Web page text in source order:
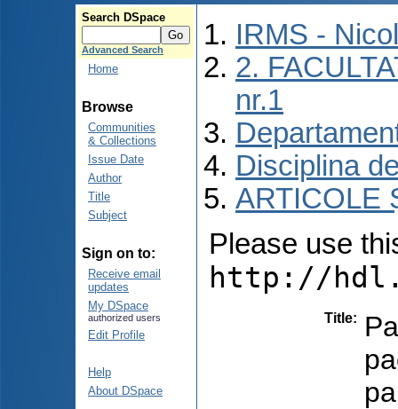
Search DSpace
Advanced Search
Home
Browse
Communities
& Collections
Issue Date
Author
Title
Subject
Sign on to:
Receive email
updates
My DSpace
authorized users
Edit Profile
Help
About DSpace
IRMS -
2.
nr.1
Disciplina
ARTICOLE
Please use
http://
Title: